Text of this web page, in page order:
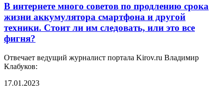
В интернете много советов по продлению срока
жизни аккумулятора смартфона и другой
техники. Стоит ли им следовать, или это все
фигня?
Отвечает ведущий журналист портала Kirov.ru Владимир
Клабуков:
17.01.2023